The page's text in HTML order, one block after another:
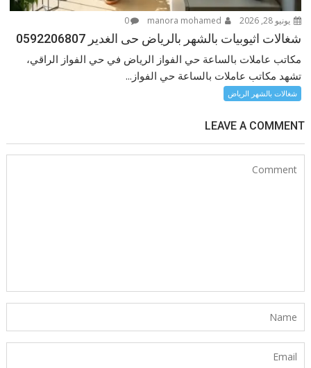
يونيو 28, 2026 0
شغالات اثيوبيات بالشهر بالرياض حى الغدير 0592206807
مكاتب عاملات بالساعة حي الفواز الرياض في حي الفواز الراقي،
تشهد مكاتب عاملات بالساعة حي الفواز...
شغالات بالشهر الرياض
LEAVE A COMMENT